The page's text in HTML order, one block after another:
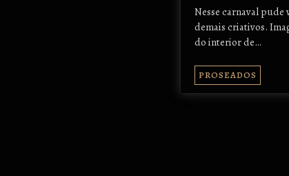
Nesse carnaval pude
demais criativos.
do interior de…
PROSEADOS